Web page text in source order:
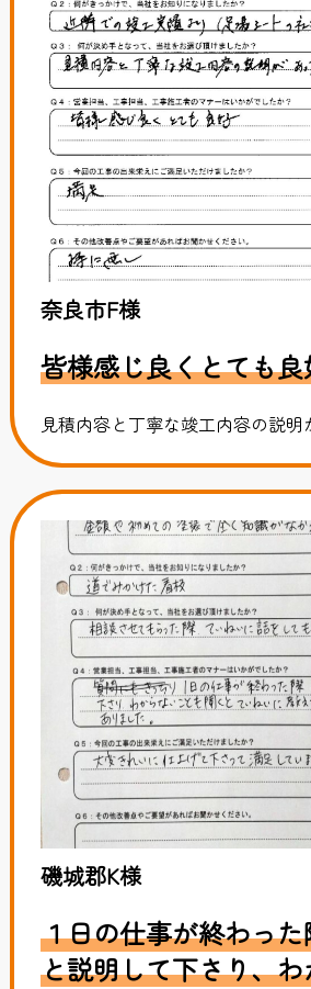
奈良市F様
皆様感じ良くとても良
見積内容と丁寧な竣工内容の説明
磯城郡K様
１日の仕事が終わっ
と説明して下さり、